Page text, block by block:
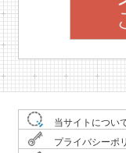
当サイトについ
プライバシーポ